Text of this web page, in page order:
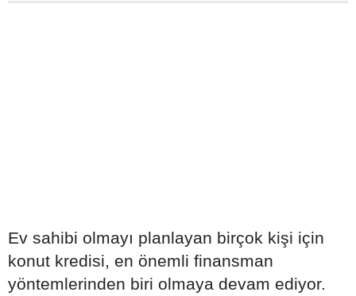
Ev sahibi olmayı planlayan birçok kişi için
konut kredisi, en önemli finansman
yöntemlerinden biri olmaya devam ediyor.